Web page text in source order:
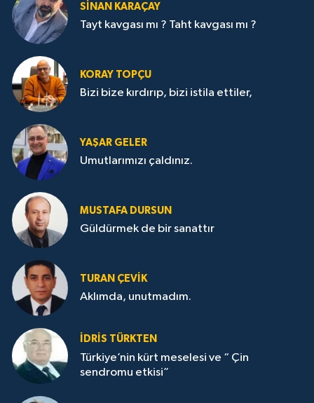
SİNAN KARAÇAY
Tayt kavgası mı ? Taht kavgası mı ?
KORAY TOPÇU
Bizi bize kırdırıp, bizi istila ettiler,
YAŞAR GELER
Umutlarımızı çaldınız.
MUSTAFA DURSUN
Güldürmek de bir sanattır
TURAN ÇEVİK
Aklımda, unutmadım.
İDRİS TÜRKTEN
Türkiye’nin kürt meselesi ve “ Çin
sendromu etkisi”